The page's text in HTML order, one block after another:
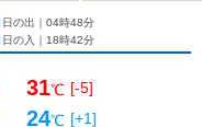
日の出｜ 04時48分
日の入｜ 18時42分
31℃ [-5]
24℃ [+1]